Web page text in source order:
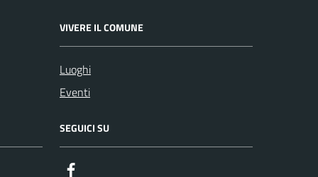
VIVERE IL COMUNE
Luoghi
Eventi
SEGUICI SU